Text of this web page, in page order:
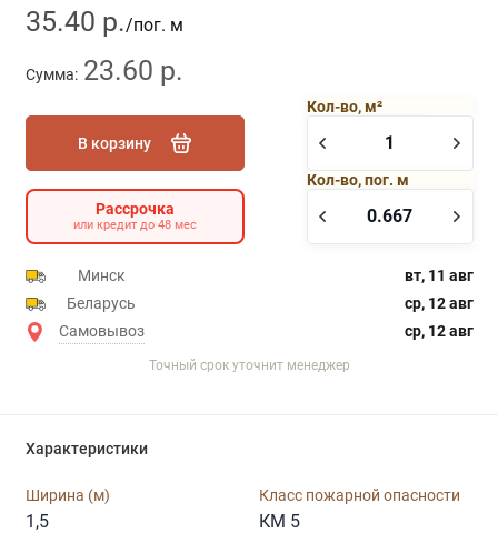
35.40 р./пог. м
Сумма: 23.60 р.
В корзину
Кол-во, м²
Кол-во, пог. м
Рассрочка
или кредит до 48 мес
Минск
вт, 11 авг
Беларусь
ср, 12 авг
Самовывоз
ср, 12 авг
Точный срок уточнит менеджер
Характеристики
Ширина (м)
1,5
Класс пожарной опасности
КМ 5